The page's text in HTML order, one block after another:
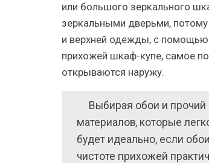
или большого зеркального
зеркальными дверьми,
и верхней одежды, с помощью
прихожей шкаф-купе, самое
открываются наружу.
Выбирая обои и прочий
материалов, которые
будет идеально, если
чистоте прихожей